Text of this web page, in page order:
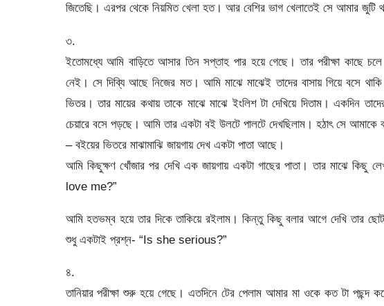
জিতেছি। এরপর থেকে নিয়মিত খেলা হত। আর বেশির ভাগ খেলাতেই সে আমার জুটি
৩.
ইতোমধ্যে আমি বাড়িতে আসার তিন সপ্তাহ পার হয়ে গেছে। তার পরীক্ষা কাছে
নেই। সে দিব্যি আছে নিজের মত। আমি মাঝে মাঝেই তাদের বাসায় গিয়ে বসে
ভিতর। তার মায়ের কথায় তাকে মাঝে মাঝে ইংলিশ টা দেখিয়ে দিতাম। একদিন
চেয়ারে বসে পড়ছে। আমি তার একটা বই উলটে পালটে দেখছিলাম। হঠাৎ সে আমাকে
– বইয়ের ভিতরে মাঝামাঝি জায়গায় দেখ একটা পাতা আছে।
আমি কিছুক্ষণ খোঁজার পর দেখি এক জায়গায় একটা গাছের পাতা। তার মাঝে কিছু
love me?”
আমি হতভম্ব হয়ে তার দিকে তাকিয়ে রইলাম। কিন্তু কিছু বলার আগে দেখি তার
শুধু একটাই প্রশ্ন- “Is she serious?”
৪.
তানিয়ার পরীক্ষা শুরু হয়ে গেছে। এতদিনে টের পেলাম আমার মা ওকে কত টা পছন্দ